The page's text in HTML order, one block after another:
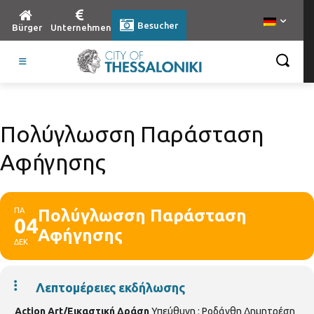
Bürger Unternehmen Besucher
Πολύγλωσση Παράσταση
Αφήγησης
ΠΑ
04
ΔΕΚ
Πολύγλωσση Παράσταση
Αφήγησης
Λεπτομέρειες εκδήλωσης
Action Art/Εικαστική ΔράσηΥπεύθυνη : Ροδάνθη Δημητρέση